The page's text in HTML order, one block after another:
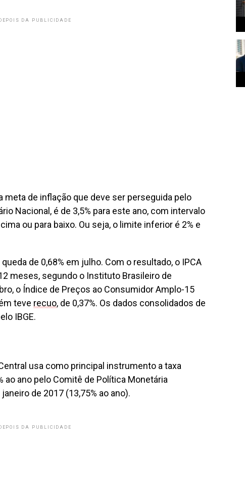
DA PUBLICIDADE
meta de inflação que deve ser perseguida pelo
Nacional, é de 3,5% para este ano, com intervalo
ou para baixo. Ou seja, o limite inferior é 2% e
de 0,68% em julho. Com o resultado, o IPCA
meses, segundo o Instituto Brasileiro de
o Índice de Preços ao Consumidor Amplo-15
teve recuo, de 0,37%. Os dados consolidados de
IBGE.
usa como principal instrumento a taxa
ao ano pelo Comitê de Política Monetária
de 2017 (13,75% ao ano).
DA PUBLICIDADE